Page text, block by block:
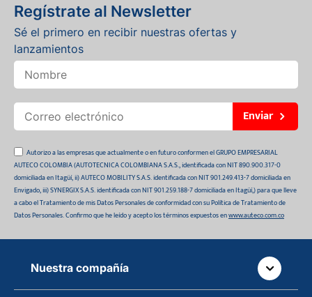
Regístrate al Newsletter
Sé el primero en recibir nuestras ofertas y
lanzamientos
Enviar
Autorizo a las empresas que actualmente o en futuro conformen el GRUPO EMPRESARIAL
AUTECO COLOMBIA (AUTOTECNICA COLOMBIANA S.A.S., identificada con NIT 890.900.317-0
domiciliada en Itagüí, ii) AUTECO MOBILITY S.A.S. identificada con NIT 901.249.413-7 domiciliada en
Envigado, iii) SYNERGIX S.A.S. identificada con NIT 901.259.188-7 domiciliada en Itagüí,) para que lleve
a cabo el Tratamiento de mis Datos Personales de conformidad con su Política de Tratamiento de
Datos Personales. Confirmo que he leído y acepto los términos expuestos enwww.auteco.com.co
Nuestra compañía
Quiénes somos